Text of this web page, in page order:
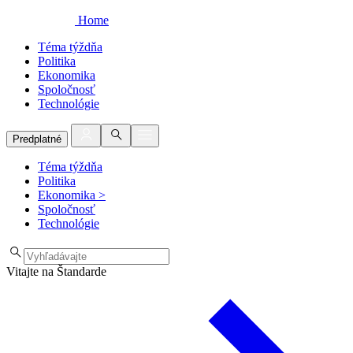
Home
Téma týždňa
Politika
Ekonomika
Spoločnosť
Technológie
Predplatné
Téma týždňa
Politika
Ekonomika >
Spoločnosť
Technológie
Vitajte na Štandarde